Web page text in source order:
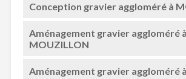
Conception gravier aggloméré à
Aménagement gravier aggloméré à
MOUZILLON
Aménagement gravier aggloméré